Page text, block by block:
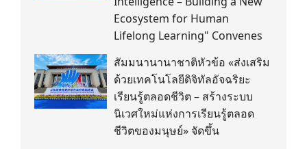
Ecosystem for Human
Lifelong Learning" Convenes
สัมมนานานาชาติหัวข้อ «ส่งเสริม
ด้วยเทคโนโลยีดิจิทัลอัจฉริยะ
เรียนรู้ตลอดชีวิต – สร้างระบบ
นิเวศใหม่แห่งการเรียนรู้ตลอด
ชีวิตของมนุษย์» จัดขึ้น